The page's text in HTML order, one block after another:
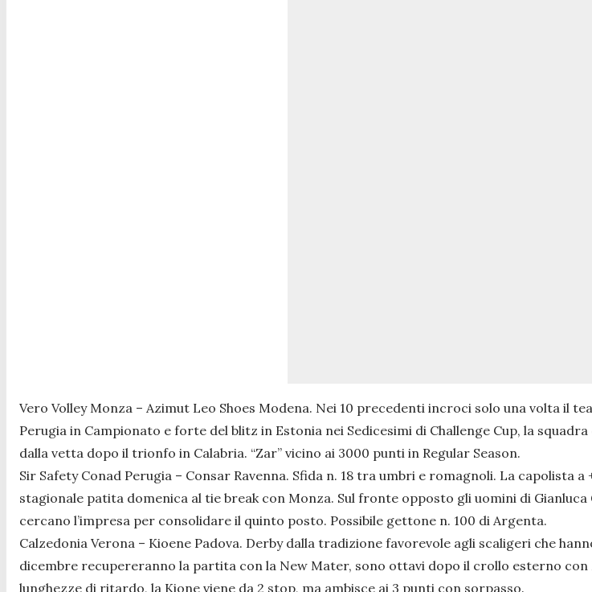
Vero Volley Monza – Azimut Leo Shoes Modena. Nei 10 precedenti incroci solo una volta il
Perugia in Campionato e forte del blitz in Estonia nei Sedicesimi di Challenge Cup, la
dalla vetta dopo il trionfo in Calabria. “Zar” vicino ai 3000 punti in Regular Season.
Sir Safety Conad Perugia – Consar Ravenna. Sfida n. 18 tra umbri e romagnoli. La
stagionale patita domenica al tie break con Monza. Sul fronte opposto gli uomini di
cercano l’impresa per consolidare il quinto posto. Possibile gettone n. 100 di Argenta.
Calzedonia Verona – Kioene Padova. Derby dalla tradizione favorevole agli scaligeri che
dicembre recupereranno la partita con la New Mater, sono ottavi dopo il crollo esterno
lunghezze di ritardo, la Kione viene da 2 stop, ma ambisce ai 3 punti con sorpasso.